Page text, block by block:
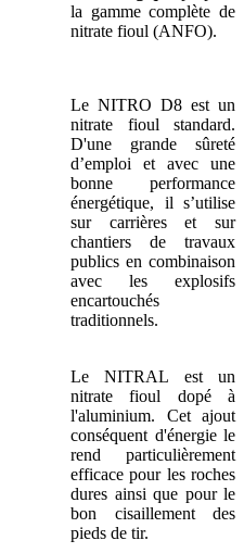
la gamme complète de
nitrate fioul (ANFO).
Le NITRO D8 est un
nitrate fioul standard.
D'une grande sûreté
d’emploi et avec une
bonne performance
énergétique, il s’utilise
sur carrières et sur
chantiers de travaux
publics en combinaison
avec les explosifs
encartouchés
traditionnels.
Le NITRAL est un
nitrate fioul dopé à
l'aluminium. Cet ajout
conséquent d'énergie le
rend particulièrement
efficace pour les roches
dures ainsi que pour le
bon cisaillement des
pieds de tir.